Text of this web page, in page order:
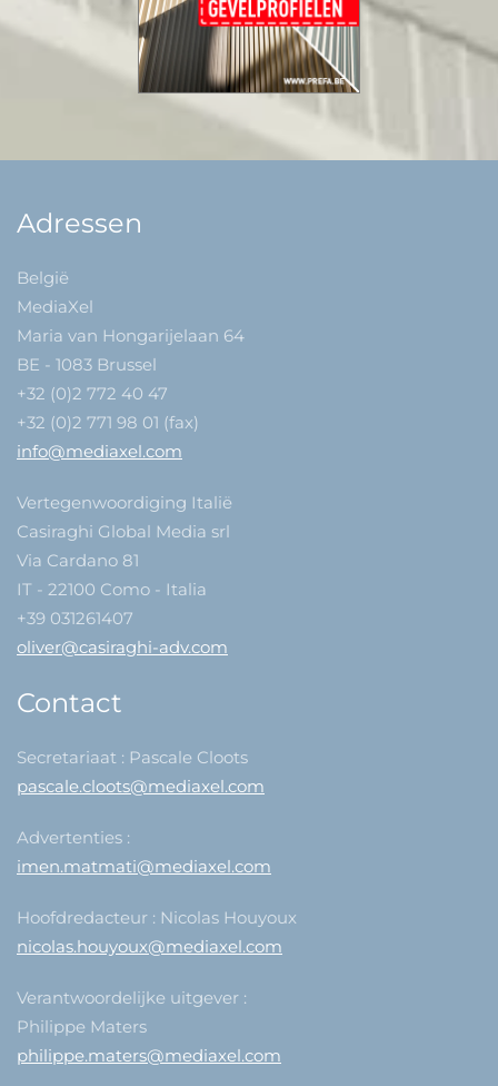
Adressen
België
MediaXel
Maria van Hongarijelaan 64
BE - 1083 Brussel
+32 (0)2 772 40 47
+32 (0)2 771 98 01 (fax)
info@mediaxel.com
Vertegenwoordiging Italië
Casiraghi Global Media srl
Via Cardano 81
IT - 22100 Como - Italia
+39 031261407
oliver@casiraghi-adv.com
Contact
Secretariaat : Pascale Cloots
pascale.cloots@mediaxel.com
Advertenties :
imen.matmati@mediaxel.com
Hoofdredacteur : Nicolas Houyoux
nicolas.houyoux@mediaxel.com
Verantwoordelijke uitgever :
Philippe Maters
philippe.maters@mediaxel.com